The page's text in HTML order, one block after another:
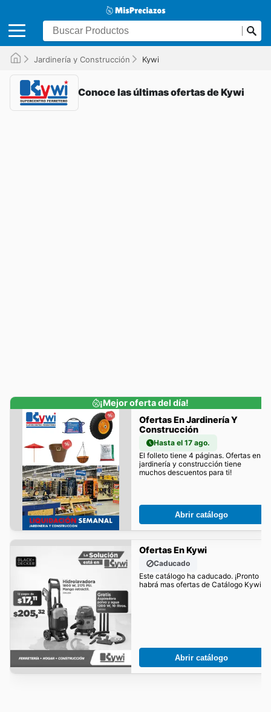
Jardinería y Construcción Kywi
Conoce las últimas ofertas de Kywi
¡Mejor oferta del día!
Ofertas En Jardinería Y
Construcción
Hasta el 17 ago.
El folleto tiene 4 páginas. Ofertas en
jardinería y construcción tiene
muchos descuentos para ti!
Abrir catálogo
Ofertas En Kywi
Caducado
Este catálogo ha caducado. ¡Pronto
habrá mas ofertas de Catálogo Kywi!
Abrir catálogo